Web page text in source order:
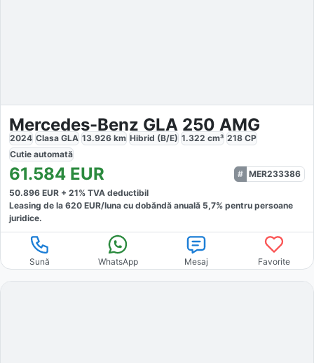
Mercedes-Benz GLA 250 AMG
2024 Clasa GLA 13.926 km Hibrid (B/E) 1.322 cm³ 218 CP
Cutie automată
61.584 EUR
MER233386
50.896 EUR + 21% TVA deductibil
Leasing de la 620 EUR/luna cu dobăndă anuală 5,7% pentru persoane
juridice.
Sună WhatsApp Mesaj Favorite